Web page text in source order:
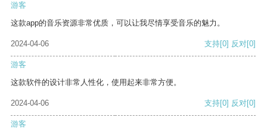
游客
这款app的音乐资源非常优质，可以让我尽情享受音乐的魅力。
2024-04-06 支持[0] 反对[0]
游客
这款软件的设计非常人性化，使用起来非常方便。
2024-04-06 支持[0] 反对[0]
游客